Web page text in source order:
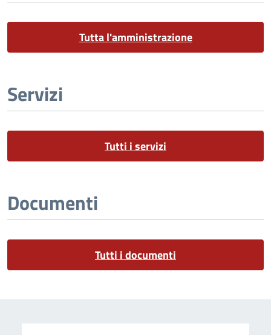
Tutta l'amministrazione
Servizi
Tutti i servizi
Documenti
Tutti i documenti